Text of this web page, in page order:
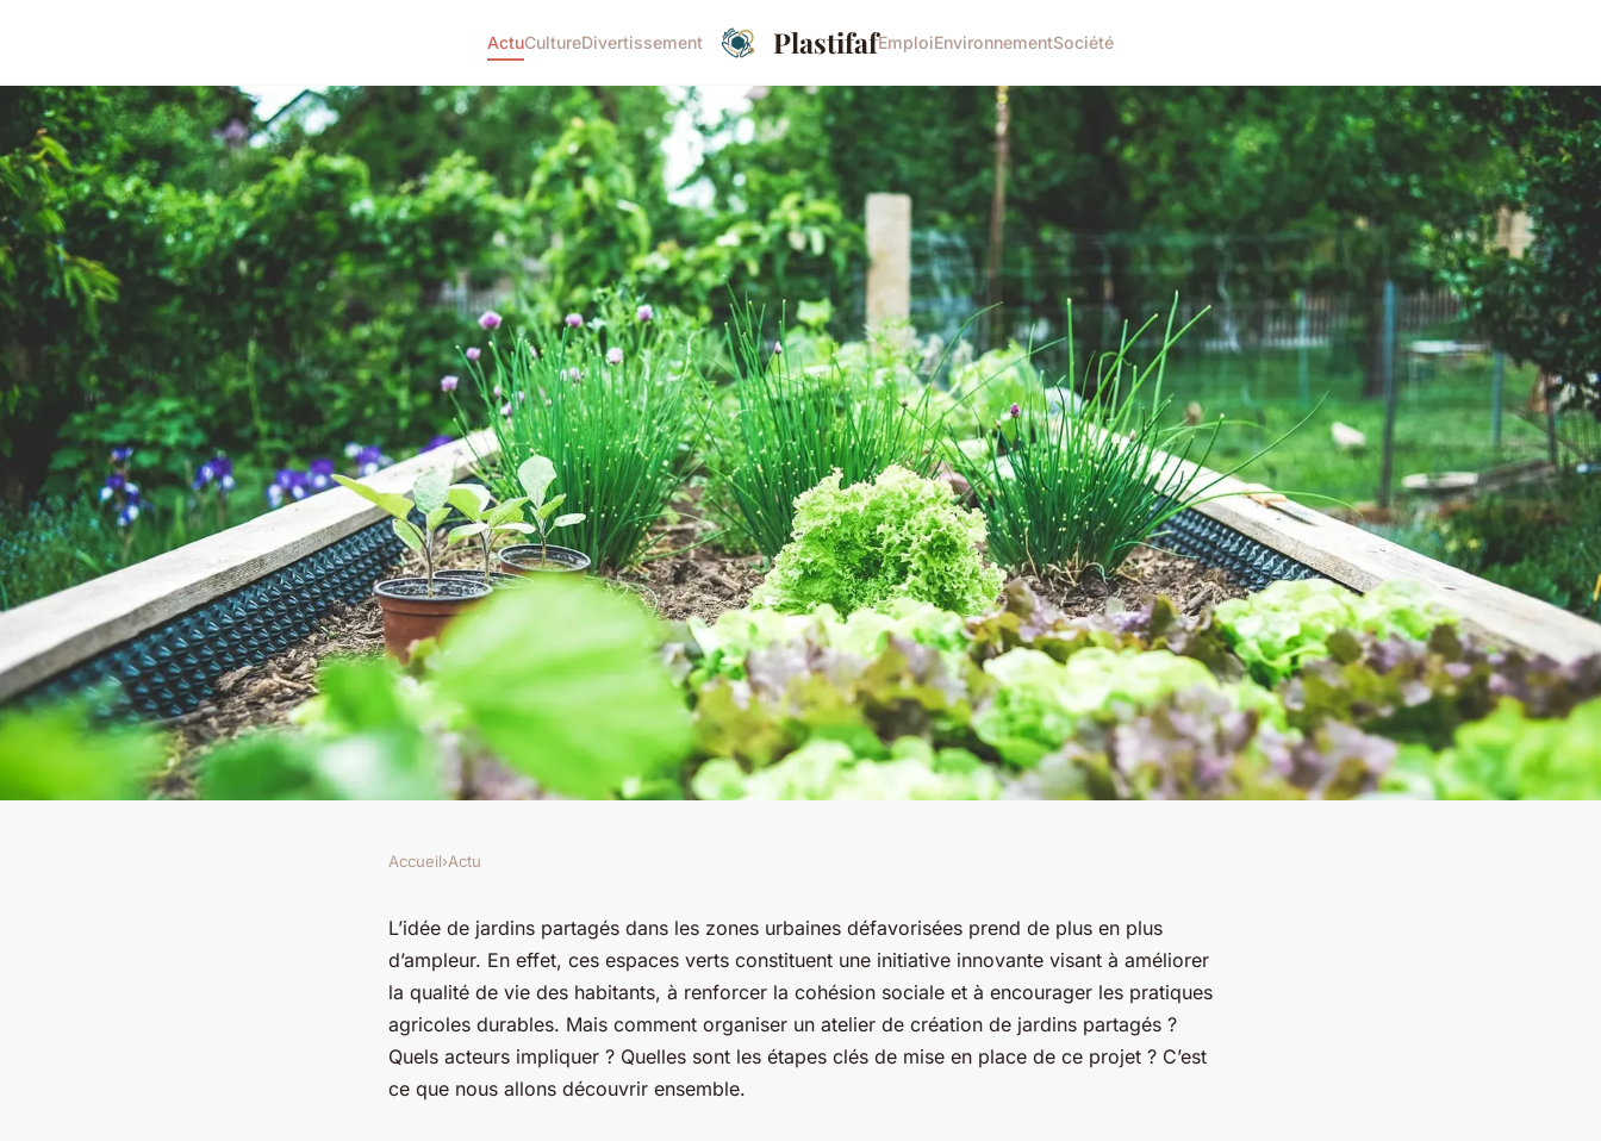
ActuCultureDivertissement PlastifafEmploiEnvironnementSociété
Quelles stratégies pour organiser un
atelier de création de jardins partagés
dans les quartiers urbains défavorisés
Accueil›Actu
L’idée de jardins partagés dans les zones urbaines défavorisées prend de plus en plus
d’ampleur. En effet, ces espaces verts constituent une initiative innovante visant à améliorer
la qualité de vie des habitants, à renforcer la cohésion sociale et à encourager les pratiques
agricoles durables. Mais comment organiser un atelier de création de jardins partagés ?
Quels acteurs impliquer ? Quelles sont les étapes clés de mise en place de ce projet ? C’est
ce que nous allons découvrir ensemble.